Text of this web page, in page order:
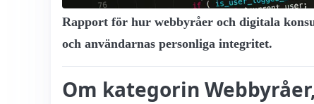
Rapport för hur webbyråer och digitala
och användarnas personliga integritet.
Om kategorin